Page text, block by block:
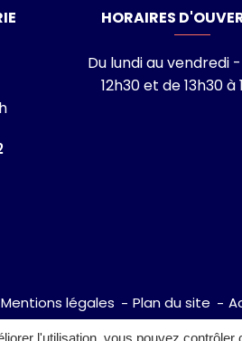
l'utilisation, vous pouvez contrôler
HORAIRES
Du lundi au vendredi
12h30 et de 13h30 à
Mentions légales Plan du site